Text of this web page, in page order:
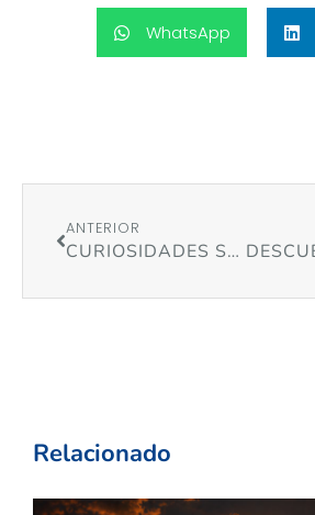
WhatsApp
ANTERIOR
CURIOSIDADES SOBRE LA RÍA DE AROUSA Y SU ENTORNO
Relacionado